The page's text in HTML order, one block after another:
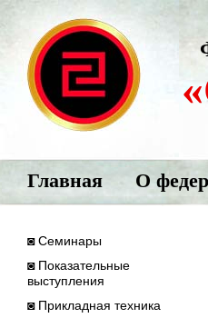
Главная О
◙ Семинары
◙ Показательные
выступления
◙ Прикладная техника